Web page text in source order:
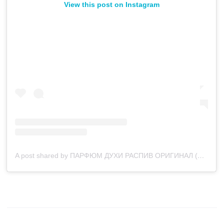
View this post on Instagram
A post shared by ПАРФЮМ ДУХИ РАСПИВ ОРИГИНАЛ (@stet_perfume)